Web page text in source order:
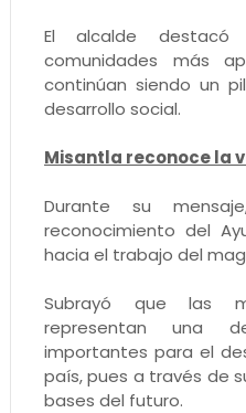
El alcalde
comunidades más
continúan siendo un
desarrollo social.
Misantla reconoce la
Durante su
reconocimiento del
hacia el trabajo del
Subrayó que las
representan una
importantes para el
país, pues a través de
bases del futuro.